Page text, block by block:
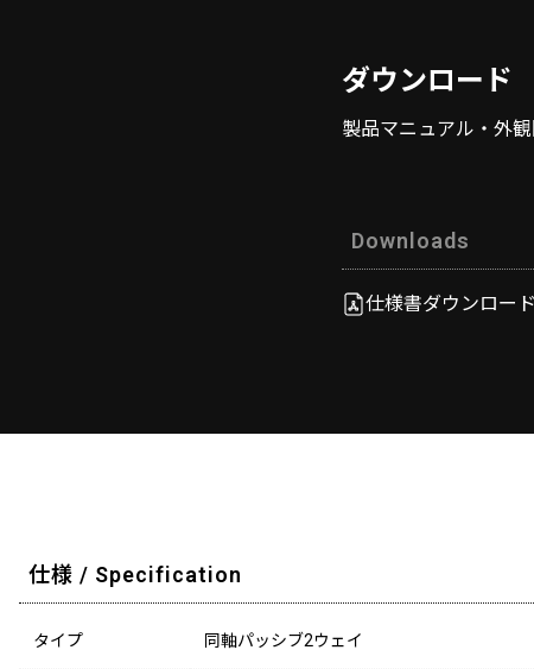
ダウンロード
製品マニュアル・外
Downloads
仕様書ダウンロー
仕様 / Specification
タイプ 同軸パッシブ2ウェイ